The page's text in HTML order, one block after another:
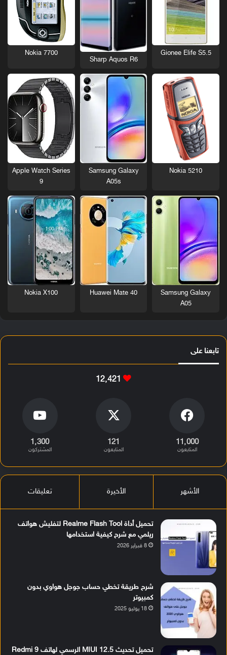
Gionee Elife S5.5
Sharp Aquos R6
Nokia 7700
Nokia 5210
Samsung Galaxy
A05s
Apple Watch Series
9
Samsung Galaxy
A05
Huawei Mate 40
Nokia X100
تابعنا على
12٬421
11٬000
المتابعون
121
المتابعون
1٬300
المشتركون
الأشهر الأخيرة تعليقات
تحميل أداة Realme Flash Tool لتفليش هواتف
ريلمي مع شرح كيفية استخدامها
8 فبراير 2026
شرح طريقة تخطي حساب جوجل هواوي بدون
كمبيوتر
18 يوليو 2025
تحميل تحديث MIUI 12.5 الرسمي لهاتف Redmi 9